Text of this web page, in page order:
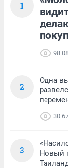
1
98
2
Одна
30
3
Новый